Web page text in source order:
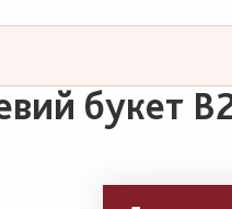
букет